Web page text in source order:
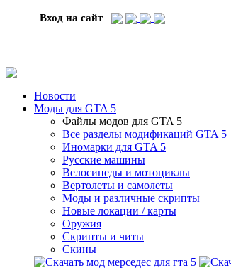
Вход на сайт
Новости
Моды для GTA 5
Файлы модов для GTA 5
Все разделы модификаций GTA 5
Иномарки для GTA 5
Русские машины
Велосипеды и мотоциклы
Вертолеты и самолеты
Моды и различные скрипты
Новые локации / карты
Оружия
Скрипты и читы
Скины